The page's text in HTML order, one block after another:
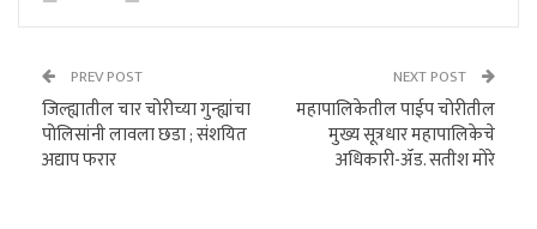
PREV POST
जिल्ह्यातील चार चोरीच्या गुन्ह्यांचा
पोलिसांनी लावला छडा ; संशयित
अद्याप फरार
NEXT POST
महापालिकेतील पाईप चोरीतील
मुख्य सूत्रधार महापालिकेचे
अधिकारी-ॲड. सतीश मोरे